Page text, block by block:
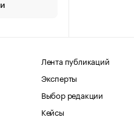
Лента публикаций
Эксперты
Выбор редакции
Кейсы